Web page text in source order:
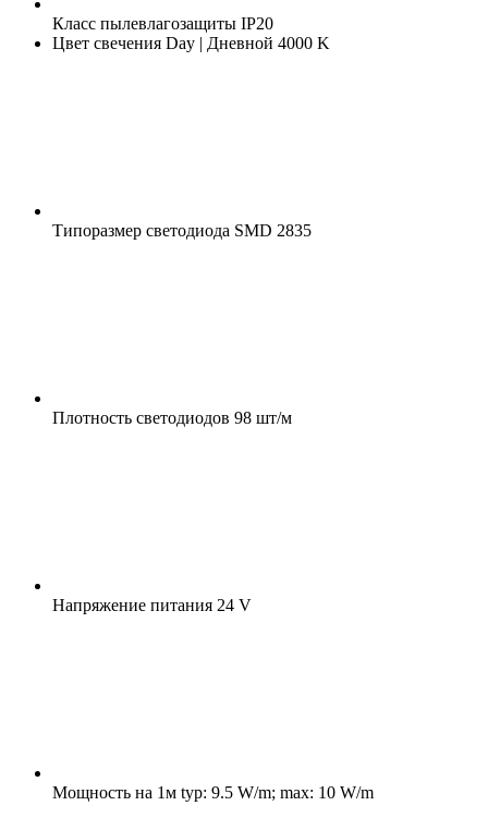
Класс пылевлагозащиты IP20
Цвет свечения Day | Дневной 4000 K
Типоразмер светодиода SMD 2835
Плотность светодиодов 98 шт/м
Напряжение питания 24 V
Мощность на 1м typ: 9.5 W/m; max: 10 W/m